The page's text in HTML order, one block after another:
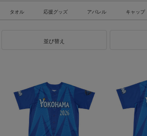
タオル 応援グッズ アパレル キャップ
並び替え